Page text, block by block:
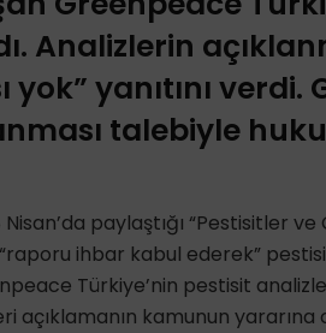
Analizlerin
yanıtını verdi.
talebiyle
paylaştığı “Pestisitler
ihbar kabul ederek”
Türkiye’nin pestisit
açıklamanın kamunun